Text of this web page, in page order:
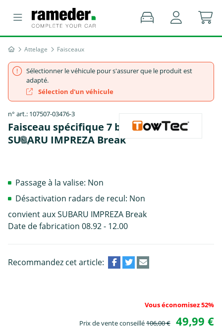
Attelage Faisceaux
Sélectionner le véhicule pour s'assurer que le produit est
adapté.
Sélection d'un véhicule
n° art.: 107507-03476-3
Faisceau spécifique 7 broches, TowTec -
SUBARU IMPREZA Break
Passage à la valise: Non
Désactivation radars de recul: Non
convient aux SUBARU IMPREZA Break
Date de fabrication 08.92 - 12.00
Recommandez cet article:
Vous économisez 52%
Prix de vente conseillé106,00 € 49,99 €